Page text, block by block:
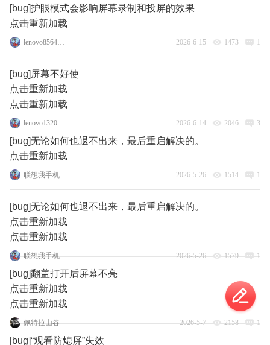
[bug]护眼模式会影响屏幕录制和投屏的效果
点击重新加载
lenovo85640277 2026-6-15 1473 1
[bug]屏幕不好使
点击重新加载
点击重新加载
lenovo132077346 2026-6-14 2046 3
[bug]无论如何也退不出来，最后重启解决的。
点击重新加载
联想我手机 2026-5-26 1514 1
[bug]无论如何也退不出来，最后重启解决的。
点击重新加载
点击重新加载
联想我手机 2026-5-26 1579 1
[bug]翻盖打开后屏幕不亮
点击重新加载
点击重新加载
佩特拉山谷 2026-5-7 2158 1
[bug]“观看防熄屏”失效